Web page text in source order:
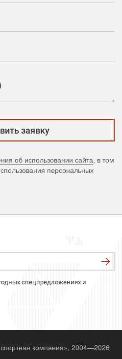
об использовании сайта, в том
персональных
спецпредложениях и
компания», 2004—2026